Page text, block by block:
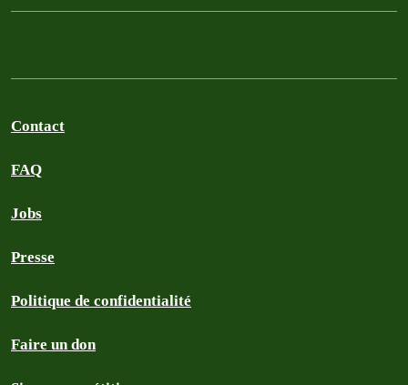
Contact
FAQ
Jobs
Presse
Politique de confidentialité
Faire un don